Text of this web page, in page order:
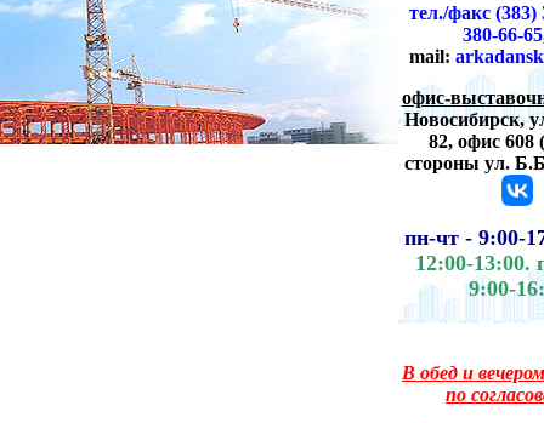
тел./факс (383)
380-66-65
mail:
офис-
Новосибирск,
82, офис 608 (
стороны ул.
пн-чт - 9:00-
12:00-13:00.
9:00-
В обед и
по